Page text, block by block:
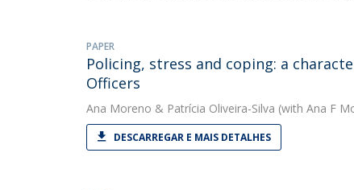
PAPER
Policing, stress and coping: a
Officers
Ana Moreno & Patrícia Oliveira-Silva (with Ana F
DESCARREGAR E MAIS DETALHES